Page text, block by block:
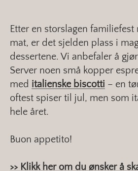
Etter en storslagen
mat, er det sjelden plass i
dessertene. Vi anbefaler å
Server noen små kopper
med italienske biscotti – en
oftest spiser til jul, men som
hele året.
Buon appetito!
>> Klikk her om du ønsker å